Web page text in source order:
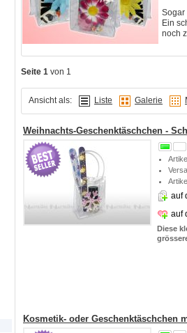
Sogar
Ein
noch
Seite 1 von 1
Ansicht als: Liste Galerie
Weihnachts-Geschenktäschchen -
auf
auf
Diese
Kosmetik- oder Geschenktäschchen